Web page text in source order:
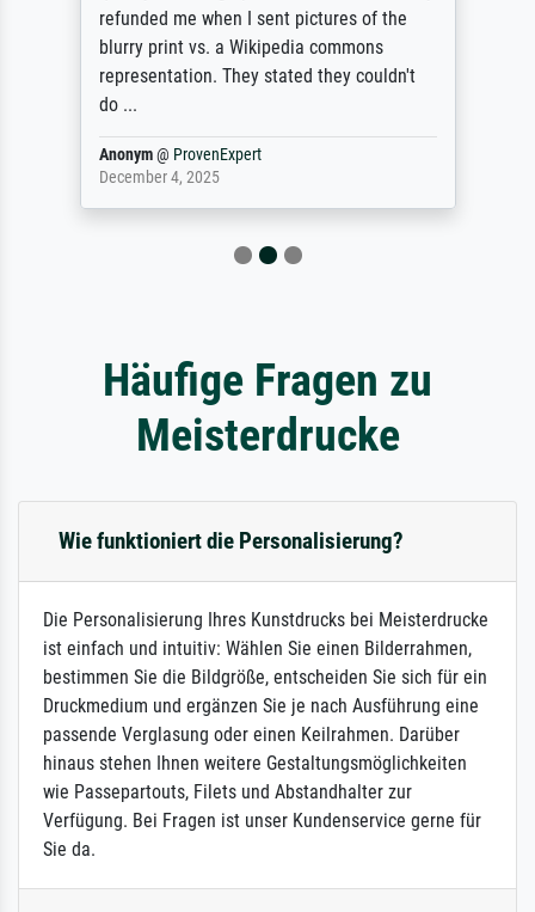
refunded me when I sent pictures of the
blurry print vs. a Wikipedia commons
representation. They stated they couldn't
do ...
Anonym@ ProvenExpert
December 4, 2025
Häufige Fragen zu
Meisterdrucke
Wie funktioniert die Personalisierung?
Die Personalisierung Ihres Kunstdrucks bei Meisterdrucke
ist einfach und intuitiv: Wählen Sie einen Bilderrahmen,
bestimmen Sie die Bildgröße, entscheiden Sie sich für ein
Druckmedium und ergänzen Sie je nach Ausführung eine
passende Verglasung oder einen Keilrahmen. Darüber
hinaus stehen Ihnen weitere Gestaltungsmöglichkeiten
wie Passepartouts, Filets und Abstandhalter zur
Verfügung. Bei Fragen ist unser Kundenservice gerne für
Sie da.